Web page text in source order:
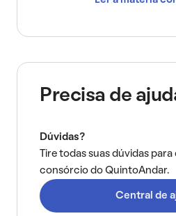
Precisa de
Dúvidas?
Tire todas suas dúvidas
consórcio do QuintoAndar.
Central de